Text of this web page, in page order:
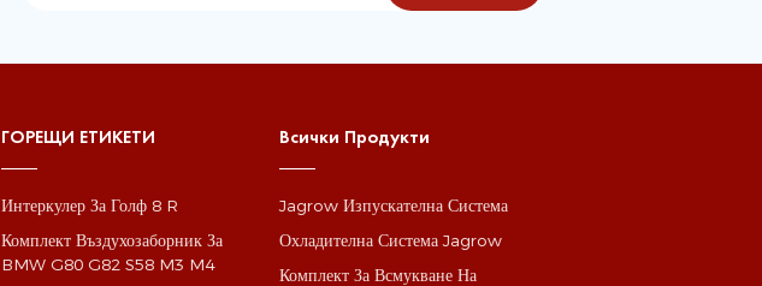
ГОРЕЩИ ЕТИКЕТИ
Интеркулер За Голф 8 R
Комплект Въздухозаборник За
BMW G80 G82 S58 M3 M4
Всички Продукти
Jagrow Изпускателна Система
Охладителна Система Jagrow
Комплект За Всмукване На